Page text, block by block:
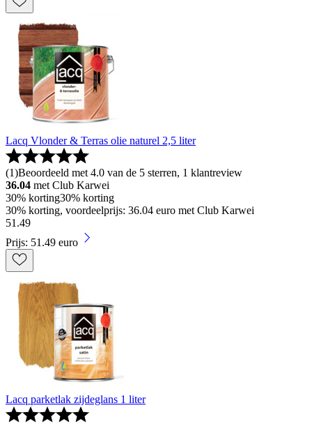
Lacq Vlonder & Terras olie naturel 2,5 liter
(1)Beoordeeld met 4.0 van de 5 sterren, 1 klantreview
36.04 met Club Karwei
30% korting30% korting
30% korting, voordeelprijs: 36.04 euro met Club Karwei
51 .49
Prijs: 51.49 euro
Lacq parketlak zijdeglans 1 liter